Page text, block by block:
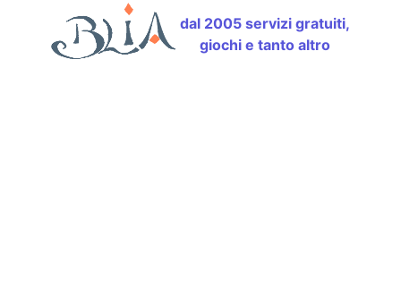
dal 2005 servizi gratuiti,
giochi e tanto altro